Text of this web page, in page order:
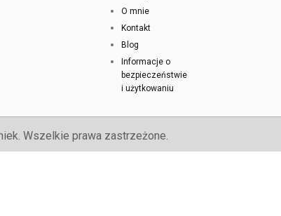
O mnie
Kontakt
Blog
Informacje o
bezpieczeństwie
i użytkowaniu
Wszelkie prawa zastrzeżone.